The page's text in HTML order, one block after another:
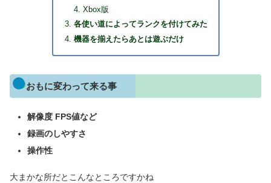
Xbox版
各使い道によってランクを付けてみた
機器を揃えたらあとは遊ぶだけ
おもに変わって来る事
解像度 FPS値など
録画のしやすさ
操作性
大まかな所だとこんなところですかね